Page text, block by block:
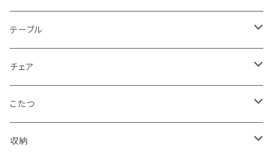
1人掛け
カウチソファ
コーナーソファ
ソファセット
セミダブルサイズ（フレームのみ）
ダブルサイズ（フレームのみ）
ワイドダブルサイズ以上（フレームのみ）
シングルサイズ以下（マットレス付）
ダイニング3点セット以下
ダイニング4点セット
ダイニング5点・6点セット
ダイニング7点セット以上
テーブル
センターテーブル
ダイニングテーブル
カウンターテーブル
チェア
ダイニングチェア
カウンターチェア
こたつ
こたつテーブル
収納